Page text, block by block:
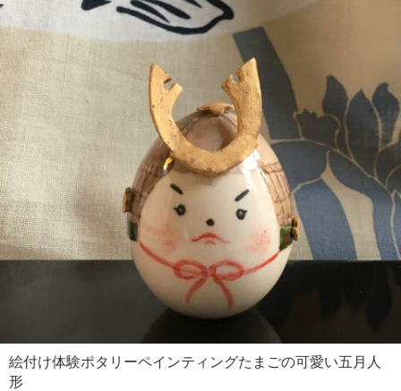
絵付け体験ポタリーペインティングたまごの可愛い五月人
形